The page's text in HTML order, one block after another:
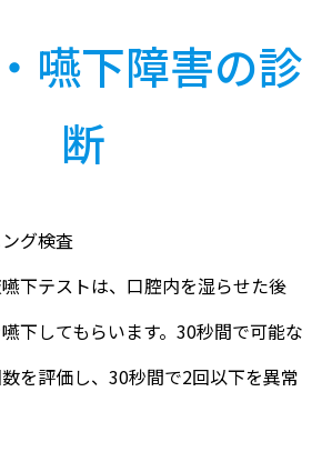
嚥下障害の診
断
グ検査
嚥下テストは、口腔内を湿らせた後
下してもらいます。30秒間で可能な
を評価し、30秒間で2回以下を異常